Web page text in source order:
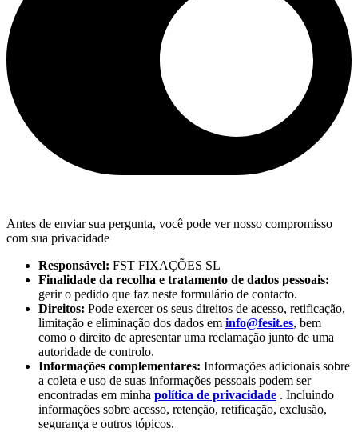
Antes de enviar sua pergunta, você pode ver nosso compromisso
com sua privacidade
Responsável: FST FIXAÇÕES SL
Finalidade da recolha e tratamento de dados pessoais:
gerir o pedido que faz neste formulário de contacto.
Direitos: Pode exercer os seus direitos de acesso, retificação,
limitação e eliminação dos dados em info@fesit.es, bem
como o direito de apresentar uma reclamação junto de uma
autoridade de controlo.
Informações complementares: Informações adicionais sobre
a coleta e uso de suas informações pessoais podem ser
encontradas em minha política de privacidade . Incluindo
informações sobre acesso, retenção, retificação, exclusão,
segurança e outros tópicos.